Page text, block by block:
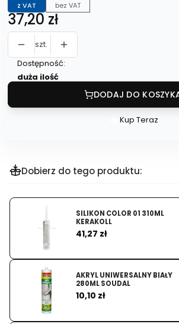
z VAT bez VAT
Cena
37,20 zł
szt.
Dostępność:
duża ilość
DODAJ DO
Szybki
produktu
Szamotowa
25
Kup Teraz
Dobierz do tego produktu:
SILIKON COLOR 01 310ML
KERAKOLL
Cena
41,27 zł
AKRYL UNIWERSALNY BIAŁY
280ML SOUDAL
Cena
10,10 zł